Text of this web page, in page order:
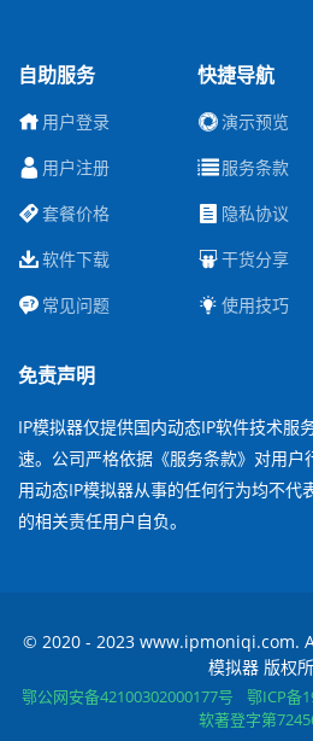
自助服务
用户登录
用户注册
套餐价格
软件下载
常见问题
快捷导航
演示预览
服务条款
隐私协议
干货分享
使用技巧
免责声明
IP模拟器仅提供国内动态IP软件技术服
速。公司严格依据《服务条款》对用户
用动态IP模拟器从事的任何行为均不代
的相关责任用户自负。
© 2020 - 2023 www.ipmoniqi.com.
模拟器 版权
鄂公网安备42100302000177号 鄂ICP备
软著登字第